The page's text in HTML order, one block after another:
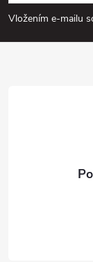
p
a
Vložením e-mailu